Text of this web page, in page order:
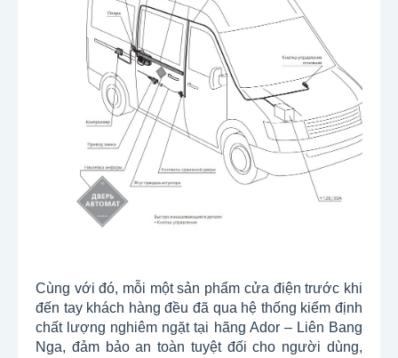
Cùng với đó, mỗi một sản phẩm cửa điện trước khi
đến tay khách hàng đều đã qua hệ thống kiểm định
chất lượng nghiêm ngặt tại hãng Ador – Liên Bang
Nga, đảm bảo an toàn tuyệt đối cho người dùng,